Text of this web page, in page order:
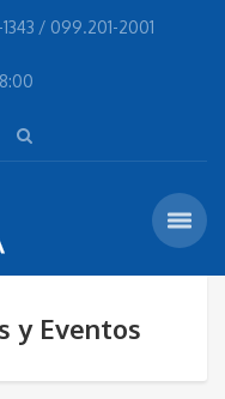
/ 099.201-2001
y Eventos